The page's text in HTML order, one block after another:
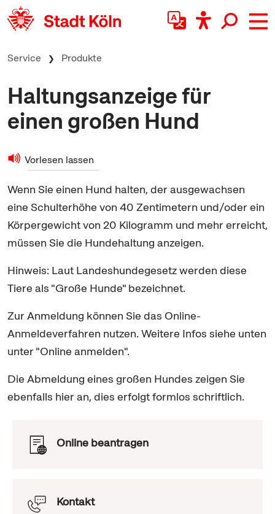
zum Inhalt springen
Service Produkte
Haltungsanzeige für
einen großen Hund
Vorlesen lassen
Wenn Sie einen Hund halten, der ausgewachsen
eine Schulterhöhe von 40 Zentimetern und/oder ein
Körpergewicht von 20 Kilogramm und mehr erreicht,
müssen Sie die Hundehaltung anzeigen.
Hinweis: Laut Landeshundegesetz werden diese
Tiere als "Große Hunde" bezeichnet.
Zur Anmeldung können Sie das Online-
Anmeldeverfahren nutzen. Weitere Infos siehe unten
unter "Online anmelden".
Die Abmeldung eines großen Hundes zeigen Sie
ebenfalls hier an, dies erfolgt formlos schriftlich.
Online beantragen
Kontakt